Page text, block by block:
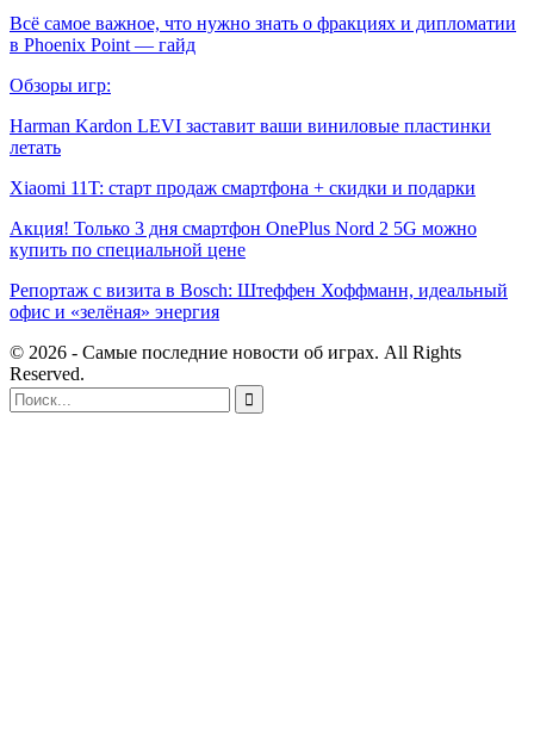
Всё самое важное, что нужно знать о фракциях и дипломатии
в Phoenix Point — гайд
Обзоры игр:
Harman Kardon LEVI заставит ваши виниловые пластинки
летать
Xiaomi 11T: старт продаж смартфона + скидки и подарки
Акция! Только 3 дня смартфон OnePlus Nord 2 5G можно
купить по специальной цене
Репортаж с визита в Bosch: Штеффен Хоффманн, идеальный
офис и «зелёная» энергия
© 2026 - Самые последние новости об играх. All Rights
Reserved.